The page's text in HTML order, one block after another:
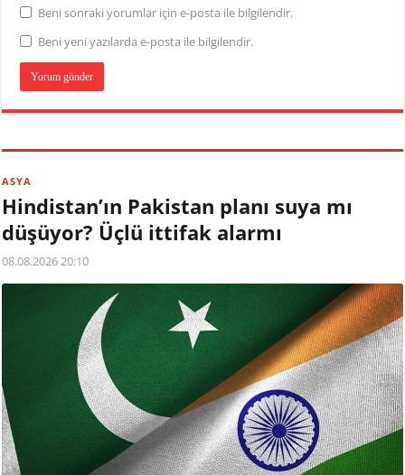
Beni sonraki yorumlar için e-posta ile bilgilendir.
Beni yeni yazılarda e-posta ile bilgilendir.
ASYA
Hindistan’ın Pakistan planı suya mı
düşüyor? Üçlü ittifak alarmı
08.08.2026 20:10